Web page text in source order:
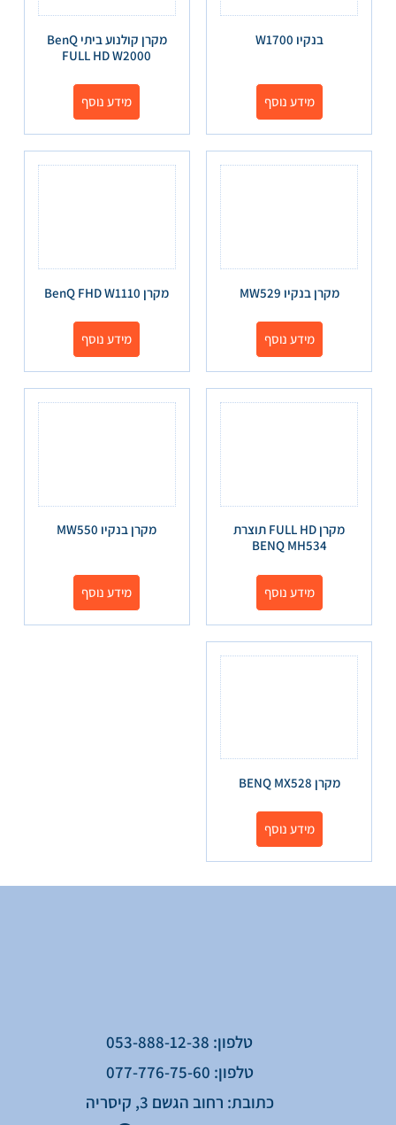
בנקיו W1700
מידע נוסף
מקרן קולנוע ביתי BenQ
FULL HD W2000
מידע נוסף
מקרן בנקיו MW529
מידע נוסף
מקרן BenQ FHD W1110
מידע נוסף
מקרן FULL HD תוצרת
BENQ MH534
מידע נוסף
מקרן בנקיו MW550
מידע נוסף
מקרן BENQ MX528
מידע נוסף
טלפון: 053-888-12-38
טלפון: 077-776-75-60
כתובת: רחוב הגשם 3, קיסריה